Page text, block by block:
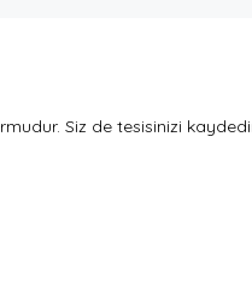
Siz de tesisinizi